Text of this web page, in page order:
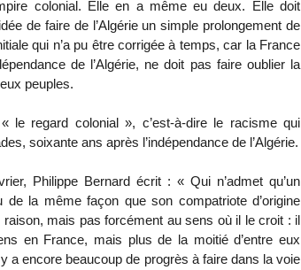
colonial. Elle en a même eu deux. Elle doit
de faire de l’Algérie un simple prolongement de
qui n’a pu être corrigée à temps, car la France
de l’Algérie, ne doit pas faire oublier la
peuples.
le regard colonial », c’est-à-dire le racisme qui
soixante ans après l’indépendance de l’Algérie.
Philippe Bernard écrit : « Qui n’admet qu’un
de la même façon que son compatriote d’origine
mais pas forcément au sens où il le croit : il
en France, mais plus de la moitié d’entre eux
a encore beaucoup de progrès à faire dans la voie